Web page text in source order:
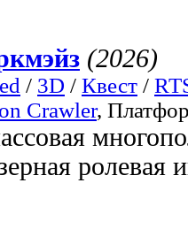
(2026)
/ 3D / Квест /
Crawler,
ролевая